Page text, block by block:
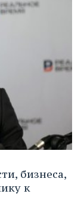
бизнеса,
к